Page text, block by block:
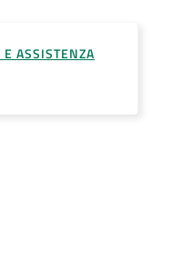
ASSISTENZA